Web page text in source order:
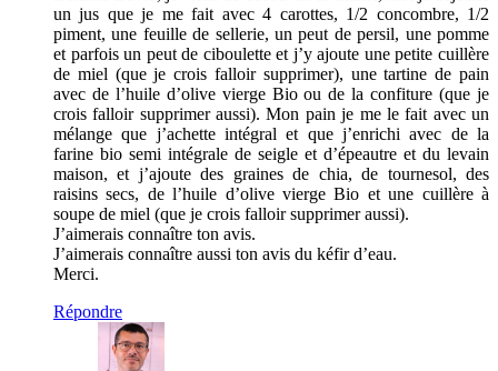
un jus que je me fait avec 4 carottes, 1/2 concombre, 1/2
piment, une feuille de sellerie, un peut de persil, une pomme
et parfois un peut de ciboulette et j’y ajoute une petite cuillère
de miel (que je crois falloir supprimer), une tartine de pain
avec de l’huile d’olive vierge Bio ou de la confiture (que je
crois falloir supprimer aussi). Mon pain je me le fait avec un
mélange que j’achette intégral et que j’enrichi avec de la
farine bio semi intégrale de seigle et d’épeautre et du levain
maison, et j’ajoute des graines de chia, de tournesol, des
raisins secs, de l’huile d’olive vierge Bio et une cuillère à
soupe de miel (que je crois falloir supprimer aussi).
J’aimerais connaître ton avis.
J’aimerais connaître aussi ton avis du kéfir d’eau.
Merci.
Répondre